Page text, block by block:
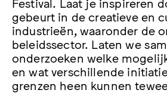
gebeurt in de creatieve en
industrieën, waaronder de
beleidssector. Laten we
onderzoeken welke
en wat verschillende
grenzen heen kunnen